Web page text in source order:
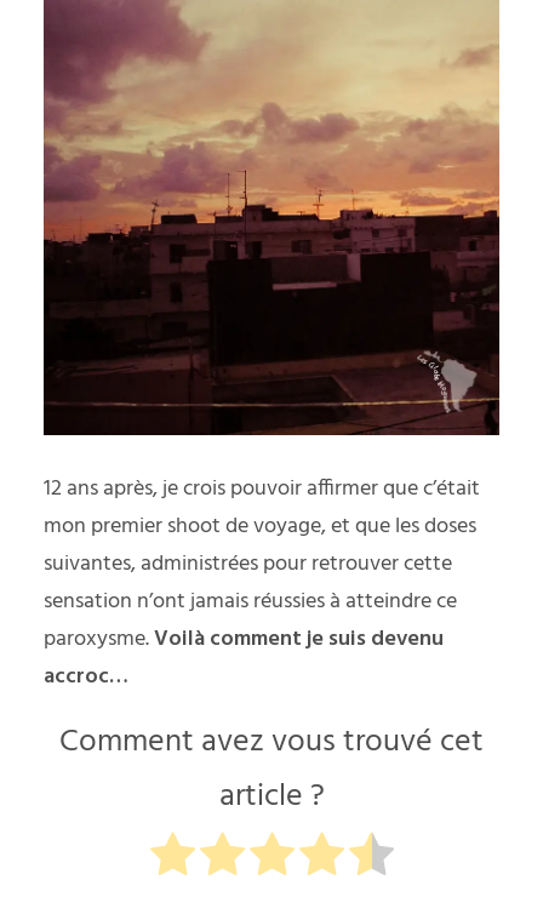
12 ans après, je crois pouvoir affirmer que c’était
mon premier shoot de voyage, et que les doses
suivantes, administrées pour retrouver cette
sensation n’ont jamais réussies à atteindre ce
paroxysme.Voilà comment je suis devenu
accroc…
Comment avez vous trouvé cet
article ?